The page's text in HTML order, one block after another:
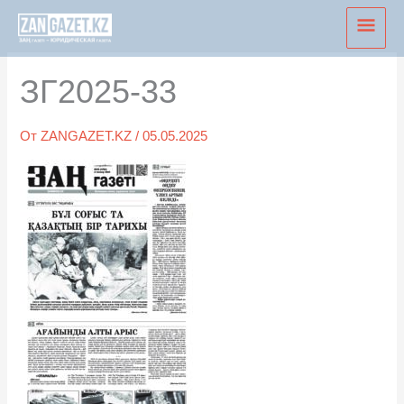
Перейти
содержимому
ЗГ2025-33
ОтZANGAZET.KZ/05.05.2025